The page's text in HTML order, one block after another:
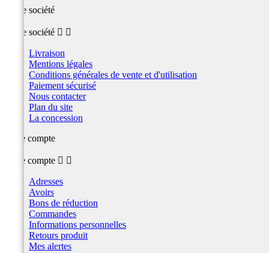
Notre société
Notre société  
Livraison
Mentions légales
Conditions générales de vente et d'utilisation
Paiement sécurisé
Nous contacter
Plan du site
La concession
Votre compte
Votre compte  
Adresses
Avoirs
Bons de réduction
Commandes
Informations personnelles
Retours produit
Mes alertes